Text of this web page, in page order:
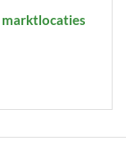
marktlocaties